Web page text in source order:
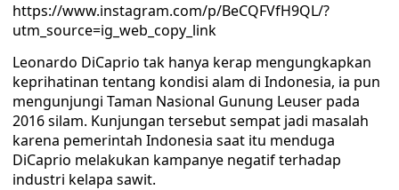
https://www.instagram.com/p/BeCQFVfH9QL/?
utm_source=ig_web_copy_link
Leonardo DiCaprio tak hanya kerap mengungkapkan
keprihatinan tentang kondisi alam di Indonesia, ia pun
mengunjungi Taman Nasional Gunung Leuser pada
2016 silam. Kunjungan tersebut sempat jadi masalah
karena pemerintah Indonesia saat itu menduga
DiCaprio melakukan kampanye negatif terhadap
industri kelapa sawit.